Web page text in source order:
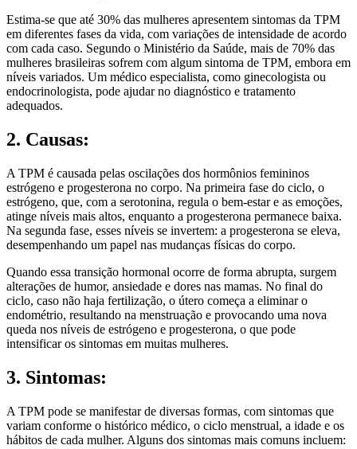
Estima-se que até 30% das mulheres apresentem sintomas da TPM
em diferentes fases da vida, com variações de intensidade de acordo
com cada caso. Segundo o Ministério da Saúde, mais de 70% das
mulheres brasileiras sofrem com algum sintoma de TPM, embora em
níveis variados. Um médico especialista, como ginecologista ou
endocrinologista, pode ajudar no diagnóstico e tratamento
adequados.
2. Causas:
A TPM é causada pelas oscilações dos hormônios femininos
estrógeno e progesterona no corpo. Na primeira fase do ciclo, o
estrógeno, que, com a serotonina, regula o bem-estar e as emoções,
atinge níveis mais altos, enquanto a progesterona permanece baixa.
Na segunda fase, esses níveis se invertem: a progesterona se eleva,
desempenhando um papel nas mudanças físicas do corpo.
Quando essa transição hormonal ocorre de forma abrupta, surgem
alterações de humor, ansiedade e dores nas mamas. No final do
ciclo, caso não haja fertilização, o útero começa a eliminar o
endométrio, resultando na menstruação e provocando uma nova
queda nos níveis de estrógeno e progesterona, o que pode
intensificar os sintomas em muitas mulheres.
3. Sintomas:
A TPM pode se manifestar de diversas formas, com sintomas que
variam conforme o histórico médico, o ciclo menstrual, a idade e os
hábitos de cada mulher. Alguns dos sintomas mais comuns incluem: